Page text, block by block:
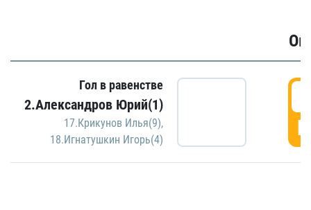
Гол в равенстве
2.Александров Юрий(1)
17.Крикунов Илья(9),
18.Игнатушкин Игорь(4)